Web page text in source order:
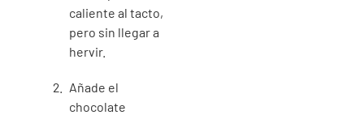
caliente al tacto,
pero sin llegar a
hervir.
Añade el
chocolate